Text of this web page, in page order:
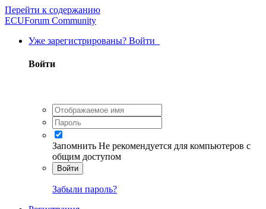
Перейти к содержанию
ECUForum Community
Уже зарегистрированы? Войти
Войти
Запомнить Не рекомендуется для компьютеров с
общим доступом
Войти
Забыли пароль?